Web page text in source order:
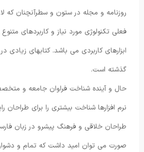
روزنامه و مجله در ستون و سطرآنچنان که
فعلی تکنولوژی مورد نیاز و کاربردهای
ابزارهای کاربردی می باشد. کتابهای
گذشته است.
حال و آینده شناخت فراوان جامعه و
نرم افزارها شناخت بیشتری را برای
طراحان خلاقی و فرهنگ پیشرو در زبان
صورت می توان امید داشت که تمام و